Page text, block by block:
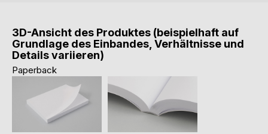
3D-Ansicht des Produktes (beispielhaft auf
Grundlage des Einbandes, Verhältnisse und
Details variieren)
Paperback